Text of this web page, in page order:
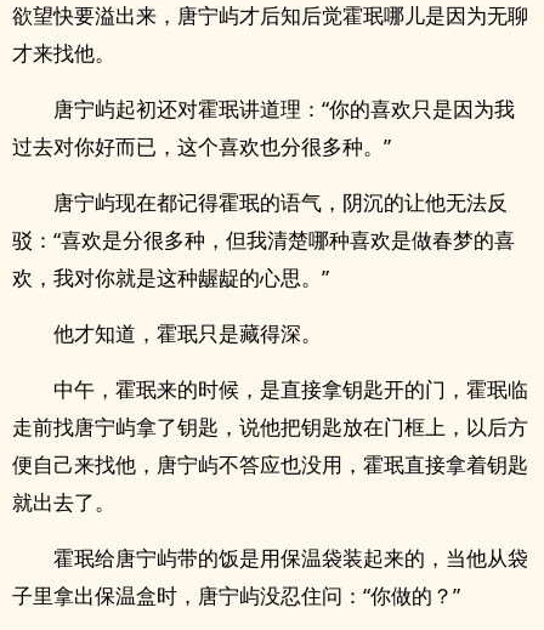
欲望快要溢出来，唐宁屿才后知后觉霍珉哪儿是因为无聊
才来找他。
唐宁屿起初还对霍珉讲道理：“你的喜欢只是因为我
过去对你好而已，这个喜欢也分很多种。”
唐宁屿现在都记得霍珉的语气，阴沉的让他无法反
驳：“喜欢是分很多种，但我清楚哪种喜欢是做春梦的喜
欢，我对你就是这种龌龊的心思。”
他才知道，霍珉只是藏得深。
中午，霍珉来的时候，是直接拿钥匙开的门，霍珉临
走前找唐宁屿拿了钥匙，说他把钥匙放在门框上，以后方
便自己来找他，唐宁屿不答应也没用，霍珉直接拿着钥匙
就出去了。
霍珉给唐宁屿带的饭是用保温袋装起来的，当他从袋
子里拿出保温盒时，唐宁屿没忍住问：“你做的？”